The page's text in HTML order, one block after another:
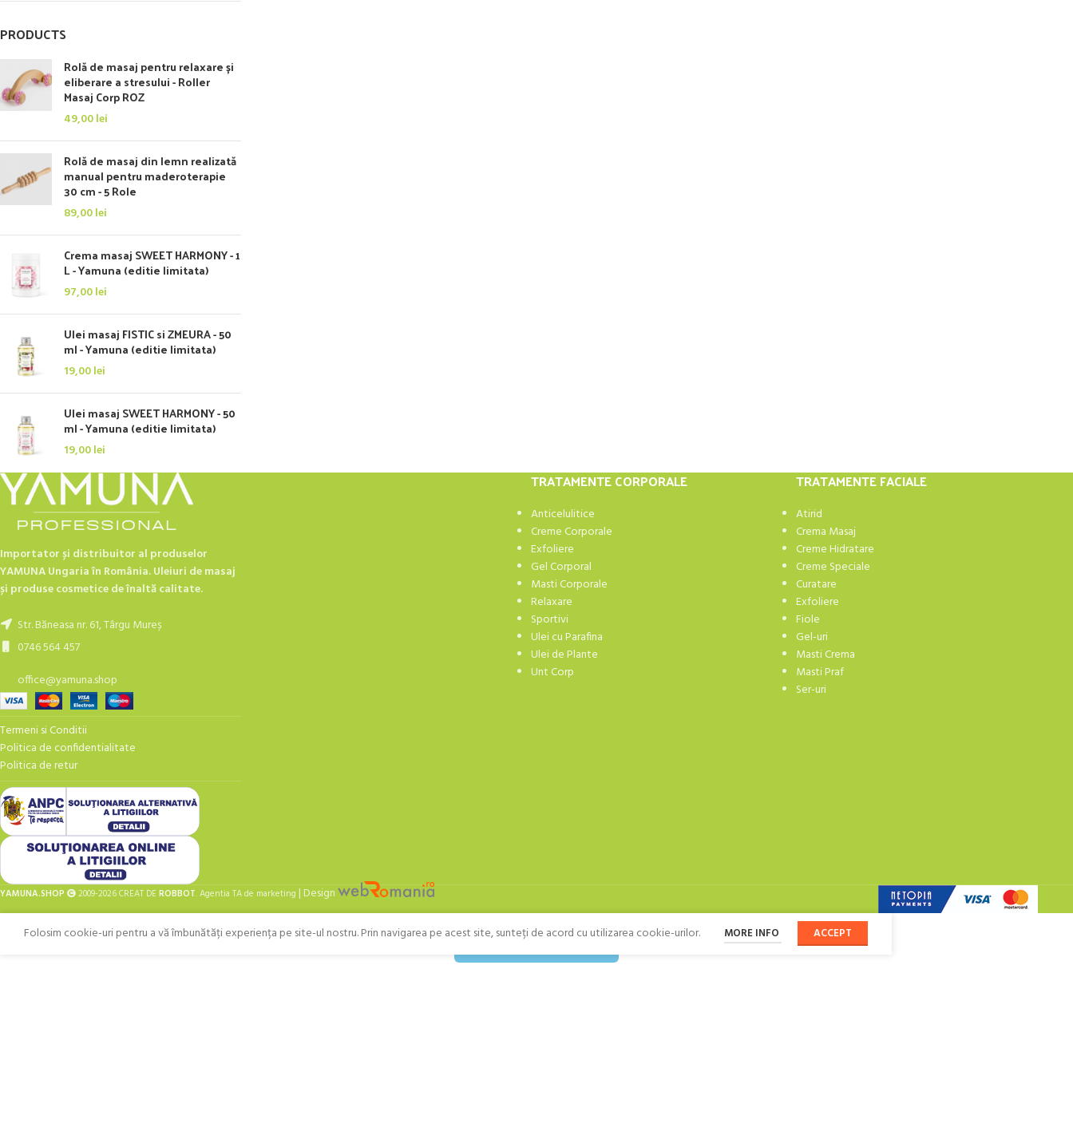
PRODUCTS
Rolă de masaj pentru relaxare și
eliberare a stresului - Roller
Masaj Corp ROZ
49,00lei
Rolă de masaj din lemn realizată
manual pentru maderoterapie
30 cm - 5 Role
89,00lei
Crema masaj SWEET HARMONY - 1
L - Yamuna (editie limitata)
97,00lei
Ulei masaj FISTIC si ZMEURA - 50
ml - Yamuna (editie limitata)
19,00lei
Ulei masaj SWEET HARMONY - 50
ml - Yamuna (editie limitata)
19,00lei
Importator și distribuitor al produselor
YAMUNA Ungaria în România. Uleiuri de masaj
și produse cosmetice de înaltă calitate.
Str. Băneasa nr. 61, Târgu Mureș
0746 564 457
office@yamuna.shop
Termeni si Conditii
Politica de confidentialitate
Politica de retur
TRATAMENTE CORPORALE
Anticelulitice
Creme Corporale
Exfoliere
Gel Corporal
Masti Corporale
Relaxare
Sportivi
Ulei cu Parafina
Ulei de Plante
Unt Corp
TRATAMENTE FACIALE
Atirid
Crema Masaj
Creme Hidratare
Creme Speciale
Curatare
Exfoliere
Fiole
Gel-uri
Masti Crema
Masti Praf
Ser-uri
YAMUNA.SHOP 2009-2026 CREAT DEROBBOT. Agentia TA de marketing | Design
Folosim cookie-uri pentru a vă îmbunătăți experiența pe site-ul nostru. Prin navigarea pe acest site, sunteți de acord cu utilizarea cookie-urilor. MORE INFO ACCEPT
Retragere din contract